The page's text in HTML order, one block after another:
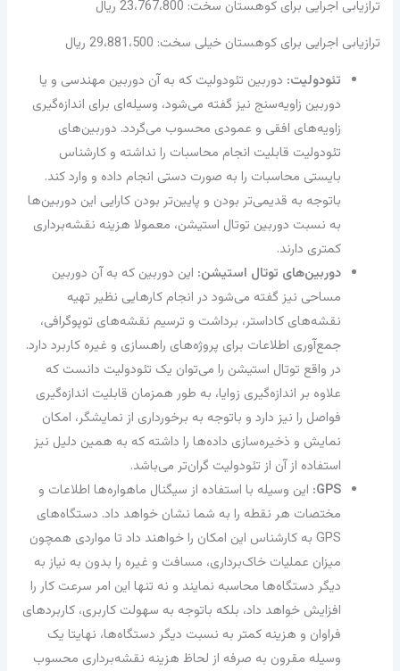
ترازیابی اجرایی برای کوهستان سخت: 23،767،800 ریال
ترازیابی اجرایی برای کوهستان خیلی سخت: 29،881،500 ریال
تئودولیت: دوربین تئودولیت که به آن دوربین مهندسی و یا
دوربین زاویه‌سنج نیز گفته می‌شود، وسیله‌ای برای اندازه‌گیری
زاویه‌های افقی و عمودی محسوب می‌گردد. دوربین‌های
تئودولیت قابلیت انجام محاسبات را نداشته و کارشناس
بایستی محاسبات را به صورت دستی انجام داده و وارد کند.
باتوجه به قدیمی‌تر بودن و پایین‌تر بودن کارایی این دوربین‌ها
به نسبت دوربین توتال استیشن، معمولا هزینه نقشه‌برداری
کمتری دارند.
دوربین‌های توتال استیشن: این دوربین که به آن دوربین
مساحی نیز گفته می‌شود در انجام کارهایی نظیر تهیه
نقشه‌های کاداستر، برداشت و ترسیم نقشه‌های توپوگرافی،
جمع‌آوری اطلاعات برای پروژه‌های راهسازی و غیره کاربرد دارد.
در واقع توتال استیشن را می‌توان یک تئودولیت دانست که
علاوه بر اندازه‌گیری زوایا، به طور همزمان قابلیت اندازه‌گیری
فواصل را نیز دارد و باتوجه به برخورداری از نمایشگر، امکان
نمایش و ذخیره‌سازی داده‌ها را داشته که به همین دلیل نیز
استفاده از آن از تئودولیت گران‌تر می‌باشد.
GPS: این وسیله با استفاده از سیگنال ماهواره‌ها اطلاعات و
مختصات هر نقطه را به شما نشان خواهد داد. دستگاه‌های
GPS به کارشناس این امکان را خواهند داد تا مواردی همچون
میزان عملیات خاک‌برداری، مسافت و غیره را بدون به نیاز به
دیگر دستگاه‌ها محاسبه نمایند و نه تنها این امر سرعت کار را
افزایش خواهد داد، بلکه باتوجه به سهولت کاربری، کاربردهای
فراوان و هزینه کمتر به نسبت دیگر دستگاه‌ها، نهایتا یک
وسیله مقرون به صرفه از لحاظ هزینه نقشه‌برداری محسوب